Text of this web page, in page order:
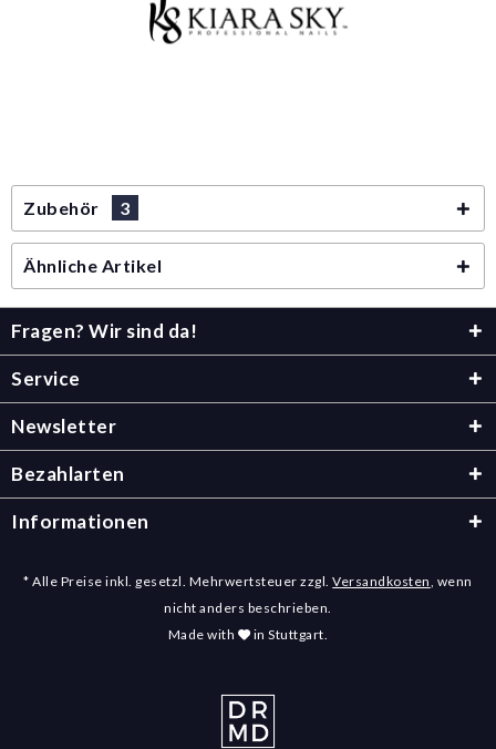
Zubehör 3
Ähnliche Artikel
Fragen? Wir sind da!
Service
Newsletter
Bezahlarten
Informationen
* Alle Preise inkl. gesetzl. Mehrwertsteuer zzgl.Versandkosten, wenn
nicht anders beschrieben.
Made with
in Stuttgart.